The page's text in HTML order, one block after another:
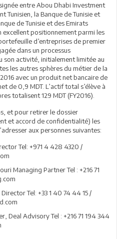
entre Abou Dhabi Investment
Tunisien, la Banque de Tunisie et
de Tunisie et des Emirats
excellent positionnement parmi les
d’entreprises de premier
dans un processus
son activité, initialement limitée au
les autres sphères du métier de la
avec un produit net bancaire de
de 0,9 MDT. L’actif total s’élève à
totalisent 129 MDT (FY2016).
et pour retirer le dossier
et accord de confidentialité) les
aux personnes suivantes:
Tel: +971 4 428 4320 /
Managing Partner Tel : +216 71
Tel: +33 1 40 74 44 15 /
Deal Advisory Tel : +216 71 194 344